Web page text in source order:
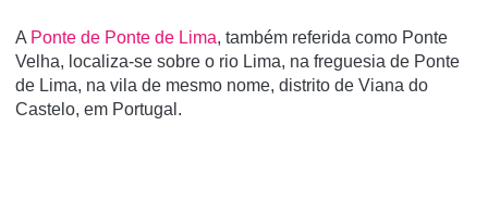
A Ponte de Ponte de Lima, também referida como Ponte
Velha, localiza-se sobre o rio Lima, na freguesia de Ponte
de Lima, na vila de mesmo nome, distrito de Viana do
Castelo, em Portugal.